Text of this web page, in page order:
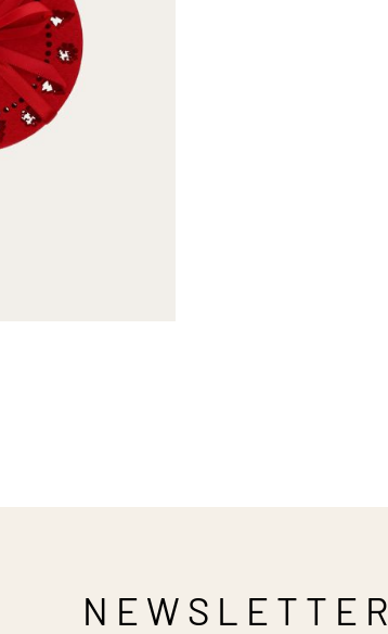
NEWSLETTER